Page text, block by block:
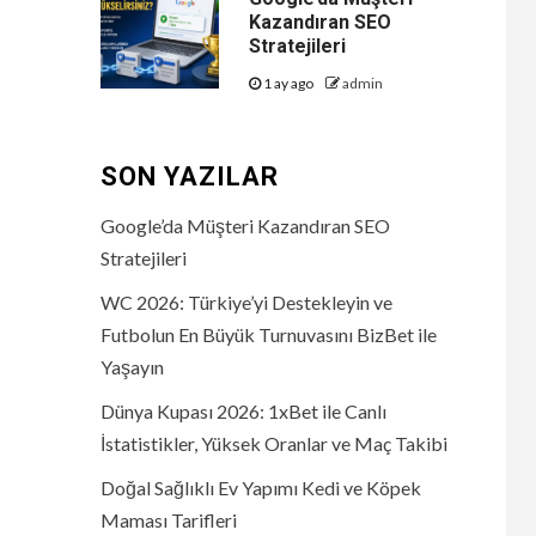
Kazandıran SEO
Stratejileri
1 ay ago admin
SON YAZILAR
Google’da Müşteri Kazandıran SEO
Stratejileri
WC 2026: Türkiye’yi Destekleyin ve
Futbolun En Büyük Turnuvasını BizBet ile
Yaşayın
Dünya Kupası 2026: 1xBet ile Canlı
İstatistikler, Yüksek Oranlar ve Maç Takibi
Doğal Sağlıklı Ev Yapımı Kedi ve Köpek
Maması Tarifleri